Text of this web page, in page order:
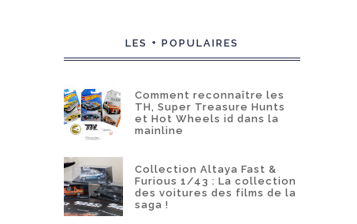
LES + POPULAIRES
Comment reconnaître les
TH, Super Treasure Hunts
et Hot Wheels id dans la
mainline
Collection Altaya Fast &
Furious 1/43 : La collection
des voitures des films de la
saga !